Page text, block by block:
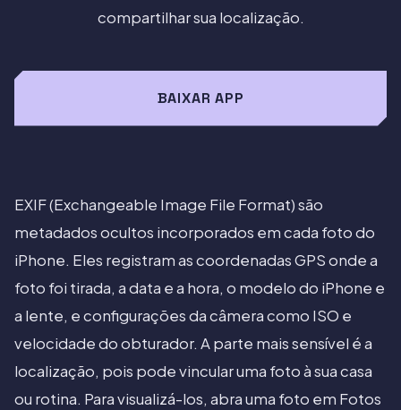
compartilhar sua localização.
BAIXAR APP
EXIF (Exchangeable Image File Format) são
metadados ocultos incorporados em cada foto do
iPhone. Eles registram as coordenadas GPS onde a
foto foi tirada, a data e a hora, o modelo do iPhone e
a lente, e configurações da câmera como ISO e
velocidade do obturador. A parte mais sensível é a
localização, pois pode vincular uma foto à sua casa
ou rotina. Para visualizá-los, abra uma foto em Fotos